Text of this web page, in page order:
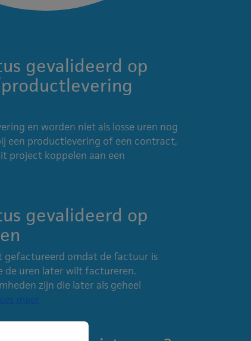
gevalideerd op
en worden niet als losse uren nog
een productlevering of een contract,
project koppelen aan een
gevalideerd op
gefactureerd omdat de factuur is
de uren later wilt factureren.
zijn die later als geheel
meer